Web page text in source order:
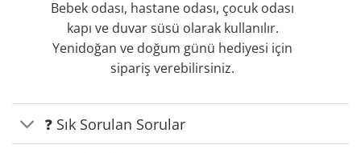
Bebek odası, hastane odası, çocuk odası
kapı ve duvar süsü olarak kullanılır.
Yenidoğan ve doğum günü hediyesi için
sipariş verebilirsiniz.
❓ Sık Sorulan Sorular